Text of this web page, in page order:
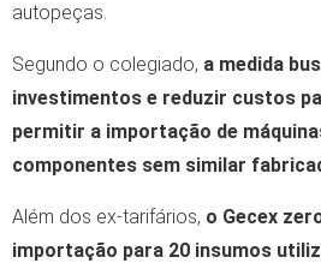
autopeças.
Segundo o colegiado, a medida
investimentos e reduzir custos
permitir a importação de
componentes sem similar
Além dos ex-tarifários, o Gecex
importação para 20 insumos